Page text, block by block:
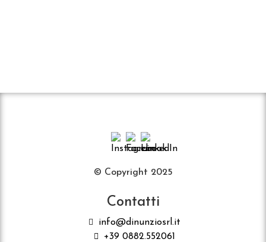
© Copyright 2025
Contatti
info@dinunziosrl.it
+39 0882.552061